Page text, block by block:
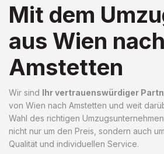
Mit dem
aus Wien nach
Amstetten
Wir sind Ihr vertrauenswürdiger
von Wien nach Amstetten und weit
Wahl des richtigen
nicht nur um den Preis, sondern auch
Qualität und individuellen Service.